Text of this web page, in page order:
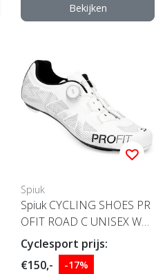
Bekijken
Spiuk
Spiuk CYCLING SHOES PR
OFIT ROAD C UNISEX WHI
TE 45
Cyclesport prijs:
€150,-
-17%